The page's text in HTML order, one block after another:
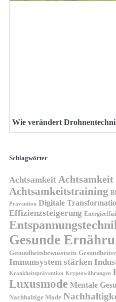
Wie verändert
Schlagwörter
Achtsamkeit
Achtsamkeitstraining
Prävention Digitale
Effizienzsteigerung
Gesunde
Gesundheitsbewusstsein
Immunsystem stärken
Krankheitsprävention Kryptowährungen
Luxusmode Mentale
Nachhaltige Mode